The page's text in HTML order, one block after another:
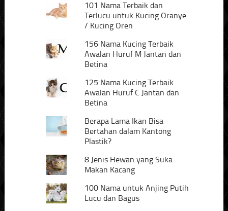
101 Nama Terbaik dan
Terlucu untuk Kucing Oranye
/ Kucing Oren
156 Nama Kucing Terbaik
Awalan Huruf M Jantan dan
Betina
125 Nama Kucing Terbaik
Awalan Huruf C Jantan dan
Betina
Berapa Lama Ikan Bisa
Bertahan dalam Kantong
Plastik?
8 Jenis Hewan yang Suka
Makan Kacang
100 Nama untuk Anjing Putih
Lucu dan Bagus